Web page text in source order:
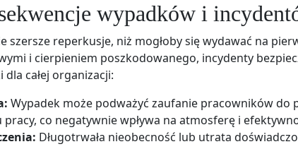
wypadków i
szersze reperkusje, niż mogłoby się wydawać na
i cierpieniem poszkodowanego, incydenty
całej organizacji:
Wypadek może podważyć zaufanie pracowników do
co negatywnie wpływa na atmosferę i
Długotrwała nieobecność lub utrata